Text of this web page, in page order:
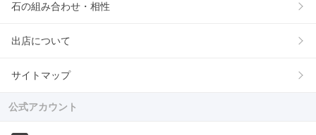
石の組み合わせ・相性
出店について
サイトマップ
公式アカウント